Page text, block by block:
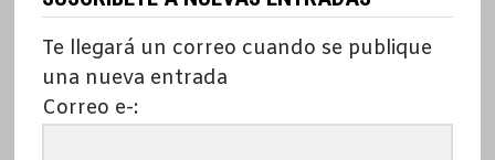
Te llegará un correo cuando se publique
una nueva entrada
Correo e-: